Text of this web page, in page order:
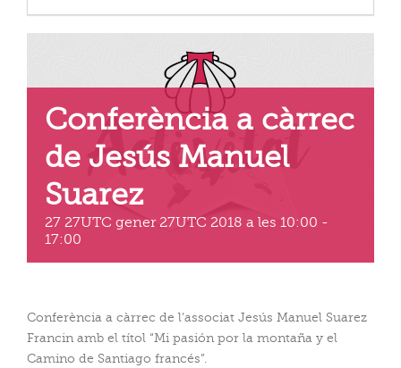
Conferència a càrrec
de Jesús Manuel
Suarez
27 27UTC gener 27UTC 2018 a les 10:00 -
17:00
Conferència a càrrec de l’associat Jesús Manuel Suarez
Francin amb el títol “Mi pasión por la montaña y el
Camino de Santiago francés”.